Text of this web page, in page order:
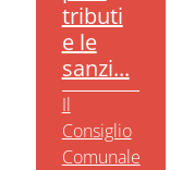
tributi
e le
sanzi...
Il
Consiglio
Comunale